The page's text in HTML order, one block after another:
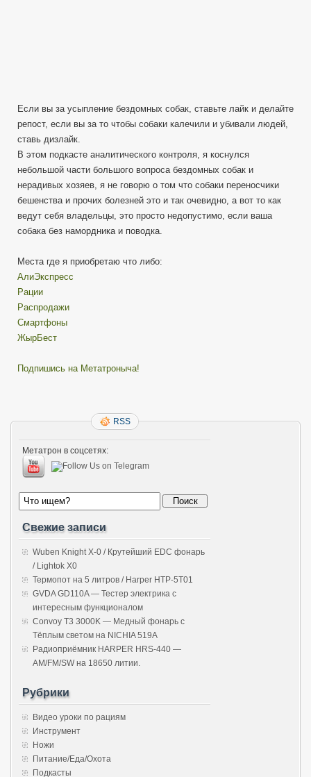
Если вы за усыпление бездомных собак, ставьте лайк и делайте
репост, если вы за то чтобы собаки калечили и убивали людей,
ставь дизлайк.
В этом подкасте аналитического контроля, я коснулся
небольшой части большого вопроса бездомных собак и
нерадивых хозяев, я не говорю о том что собаки переносчики
бешенства и прочих болезней это и так очевидно, а вот то как
ведут себя владельцы, это просто недопустимо, если ваша
собака без намордника и поводка.
Места где я приобретаю что либо:
АлиЭкспресс
Рации
Распродажи
Смартфоны
ЖырБест
Подпишись на Метатроныча!
RSS
Метатрон в соцсетях:
Свежие записи
Wuben Knight X-0 / Крутейший EDC фонарь
/ Lightok X0
Термопот на 5 литров / Harper HTP-5T01
GVDA GD110A — Тестер электрика с
интересным функционалом
Convoy T3 3000K — Медный фонарь с
Тёплым светом на NICHIA 519A
Радиоприёмник HARPER HRS-440 —
AM/FM/SW на 18650 литии.
Рубрики
Видео уроки по рациям
Инструмент
Ножи
Питание/Еда/Охота
Подкасты